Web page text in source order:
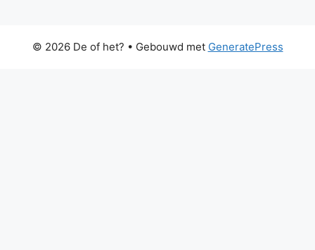
© 2026 De of het? • Gebouwd met GeneratePress